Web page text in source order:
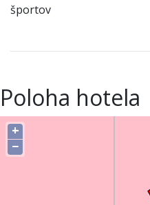
športov
Poloha hotela
+
−